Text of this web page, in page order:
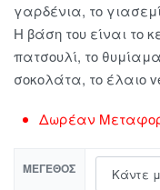
γαρδένια, το
Η βάση του είναι το
πατσουλί, το
σοκολάτα, το έλαιο
Δωρέαν
ΜΈΓΕΘΟΣ